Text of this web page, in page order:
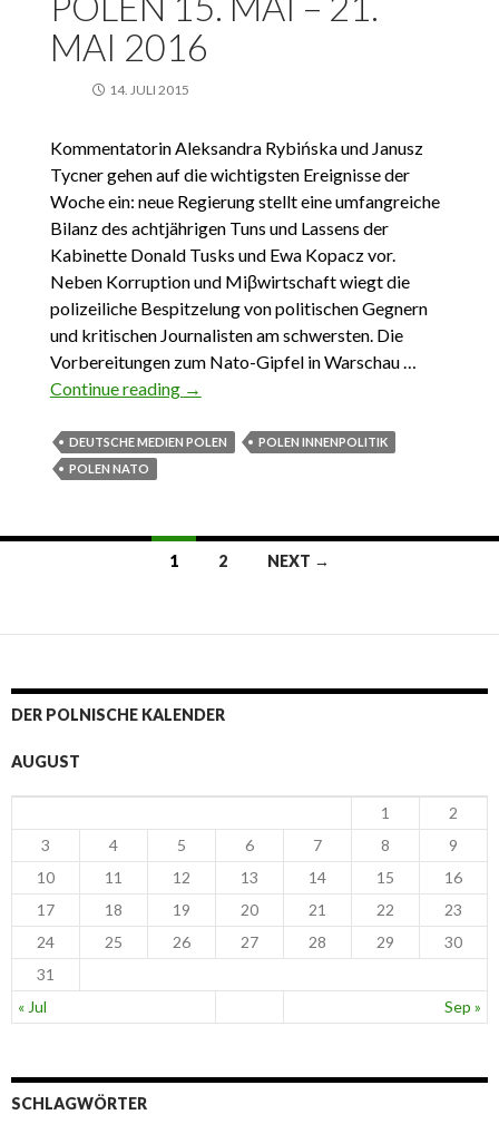
MAI 2016
14. JULI 2015
Kommentatorin Aleksandra Rybińska und Janusz
Tycner gehen auf die wichtigsten Ereignisse der
Woche ein: neue Regierung stellt eine umfangreiche
Bilanz des achtjährigen Tuns und Lassens der
Kabinette Donald Tusks und Ewa Kopacz vor.
Neben Korruption und Miβwirtschaft wiegt die
polizeiliche Bespitzelung von politischen Gegnern
und kritischen Journalisten am schwersten. Die
Vorbereitungen zum Nato-Gipfel in Warschau …
Continue reading Das Wichtigste aus Polen 15. Mai – 21.
→
DEUTSCHE MEDIEN POLEN
POLEN INNENPOLITIK
POLEN NATO
1 2 NEXT →
DER POLNISCHE KALENDER
AUGUST
« Jul Sep »
1
2
3
4 5 6 7 8
9
10
11 12 13 14 15
16
17
18 19 20 21 22
23
24
25 26 27 28 29
30
31
SCHLAGWÖRTER